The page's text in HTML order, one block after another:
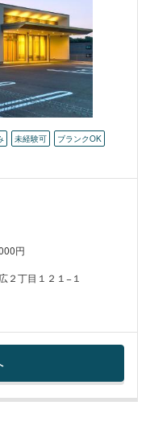
未経験可
ブランクOK
円
２丁目１２１−１